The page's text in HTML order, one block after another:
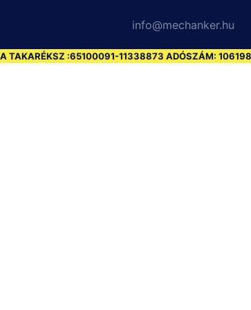
info@mechanker.hu
:65100091-11338873 ADÓSZÁM: